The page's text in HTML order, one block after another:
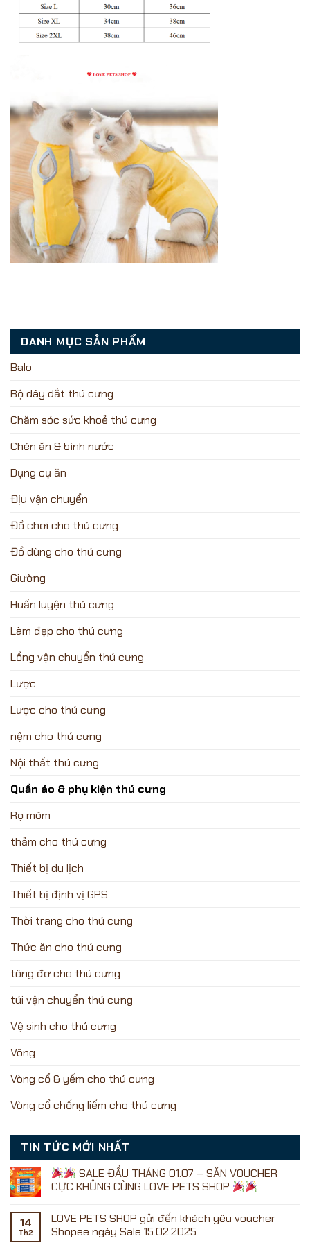
DANH MỤC SẢN PHẨM
Balo
Bộ dây dắt thú cưng
Chăm sóc sức khoẻ thú cưng
Chén ăn & bình nước
Dụng cụ ăn
Địu vận chuyển
Đồ chơi cho thú cưng
Đồ dùng cho thú cưng
Giường
Huấn luyện thú cưng
Làm đẹp cho thú cưng
Lồng vận chuyển thú cưng
Lược
Lược cho thú cưng
nệm cho thú cưng
Nội thất thú cưng
Quần áo & phụ kiện thú cưng
Rọ mõm
thảm cho thú cưng
Thiết bị du lịch
Thiết bị định vị GPS
Thời trang cho thú cưng
Thức ăn cho thú cưng
tông đơ cho thú cưng
túi vận chuyển thú cưng
Vệ sinh cho thú cưng
Võng
Vòng cổ & yếm cho thú cưng
Vòng cổ chống liếm cho thú cưng
TIN TỨC MỚI NHẤT
SALE ĐẦU THÁNG 01.07 – SĂN VOUCHER
CỰC KHỦNG CÙNG LOVE PETS SHOP
bình
luận
ở
14
Th2
LOVE PETS SHOP gửi đến khách yêu voucher
Shopee ngày Sale 15.02.2025